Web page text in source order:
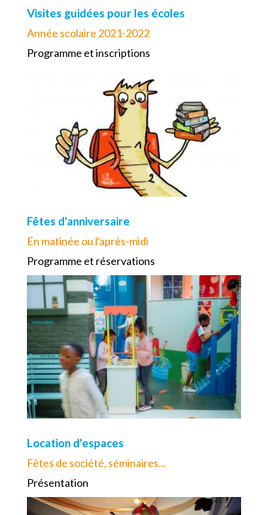
Visites guidées pour les écoles
Année scolaire 2021-2022
Programme et inscriptions
Fêtes d'anniversaire
En matinée ou l'après-midi
Programme et réservations
Location d'espaces
Fêtes de société, séminaires...
Présentation